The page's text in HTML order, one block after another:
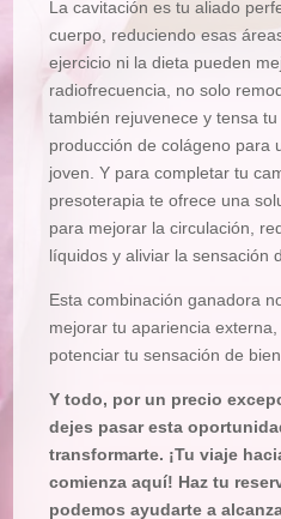
La cavitación es tu aliado
cuerpo, reduciendo esas
ejercicio ni la dieta pueden
radiofrecuencia, no solo
también rejuvenece y tensa
producción de colágeno para
joven. Y para completar tu
presoterapia te ofrece una
para mejorar la circulación,
líquidos y aliviar la sensación
Esta combinación ganadora
mejorar tu apariencia
potenciar tu sensación de
Y todo, por un precio
dejes pasar esta
transformarte. ¡Tu viaje
comienza aquí! Haz tu
podemos ayudarte a